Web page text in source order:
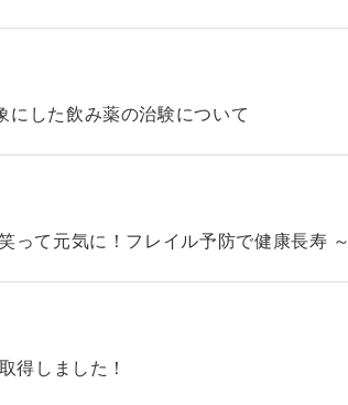
にした飲み薬の治験について
って元気に！フレイル予防で健康長寿 ～
得しました！